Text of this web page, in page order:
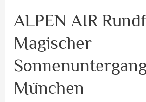
ALPEN AIR
Magischer
München
ALPEN
Rundflug:
Magischer
Sonnenuntergang